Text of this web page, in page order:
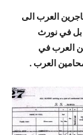
العرب الى
في نورث
العرب في
العرب .